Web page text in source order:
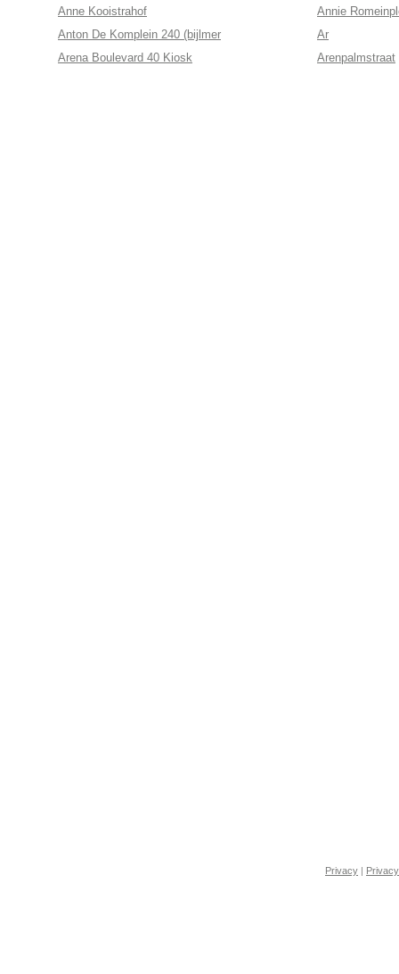
Anne Kooistrahof
Annie
Anton De Komplein 240 (bijlmer
Ar
Arena Boulevard 40 Kiosk
Arenpalmstraat
Privacy |